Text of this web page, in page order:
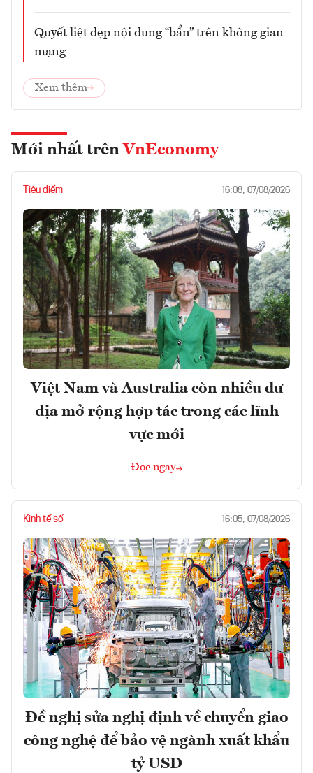
Quyết liệt dẹp nội dung “bẩn” trên không gian
mạng
Xem thêm
Mới nhất trên VnEconomy
Tiêu điểm 16:08, 07/08/2026
Việt Nam và Australia còn nhiều dư
địa mở rộng hợp tác trong các lĩnh
vực mới
Đọc ngay
Kinh tế số 16:05, 07/08/2026
Đề nghị sửa nghị định về chuyển giao
công nghệ để bảo vệ ngành xuất khẩu
tỷ USD